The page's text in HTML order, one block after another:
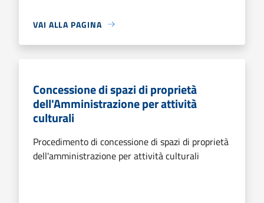
VAI ALLA PAGINA
Concessione di spazi di proprietà
dell'Amministrazione per attività
culturali
Procedimento di concessione di spazi di proprietà
dell'amministrazione per attività culturali